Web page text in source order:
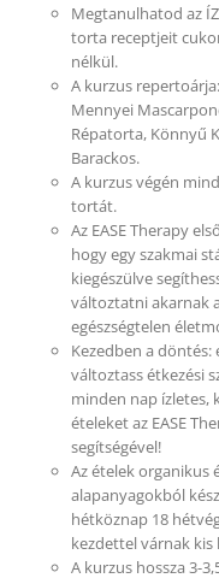
Megtanulhatod az
torta receptjeit
nélkül.
A kurzus
Mennyei
Répatorta, Könnyű
Barackos.
A kurzus végén
tortát.
Az EASE Therapy
hogy egy szakmai
kiegészülve
változtatni akarnak
egészségtelen
Kezedben a döntés:
változtass étkezési
minden nap ízletes,
ételeket az EASE
segítségével!
Az ételek organikus
alapanyagokból
hétköznap 18
kezdettel várnak
A kurzus hossza 3-